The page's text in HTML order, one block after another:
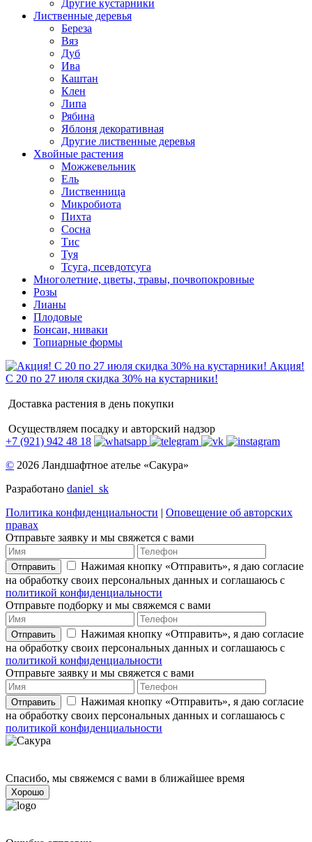
Другие кустарники
Лиственные деревья
Береза
Вяз
Дуб
Ива
Каштан
Клен
Липа
Рябина
Яблоня декоративная
Другие лиственные деревья
Хвойные растения
Можжевельник
Ель
Лиственница
Микробиота
Пихта
Сосна
Тис
Туя
Тсуга, псевдотсуга
Многолетние, цветы, травы, почвопокровные
Розы
Лианы
Плодовые
Бонсаи, ниваки
Топиарные формы
Акция!
С 20 по 27 июля скидка 30% на кустарники!
Доставка растения в день покупки
Осуществляем посадку и авторский надзор
+7 (921) 942 48 18
© 2026 Ландшафтное ателье «Сакура»
Разработано daniel_sk
Политика конфиденциальности | Оповещение об авторских
правах
Отправьте заявку и мы свяжется с вами
Отправить
Нажимая кнопку «Отправить», я даю согласие
на обработку своих персональных данных и соглашаюсь с
политикой конфиденциальности
Отправьте подборку и мы свяжемся с вами
Отправить
Нажимая кнопку «Отправить», я даю согласие
на обработку своих персональных данных и соглашаюсь с
политикой конфиденциальности
Отправьте заявку и мы свяжется с вами
Отправить
Нажимая кнопку «Отправить», я даю согласие
на обработку своих персональных данных и соглашаюсь с
политикой конфиденциальности
Спасибо, мы свяжемся с вами в ближайшее время
Хорошо